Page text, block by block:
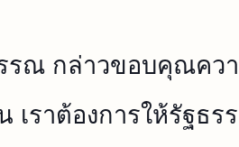
รณ กล่าวขอบคุณคว
เราต้องการให้รัฐธร